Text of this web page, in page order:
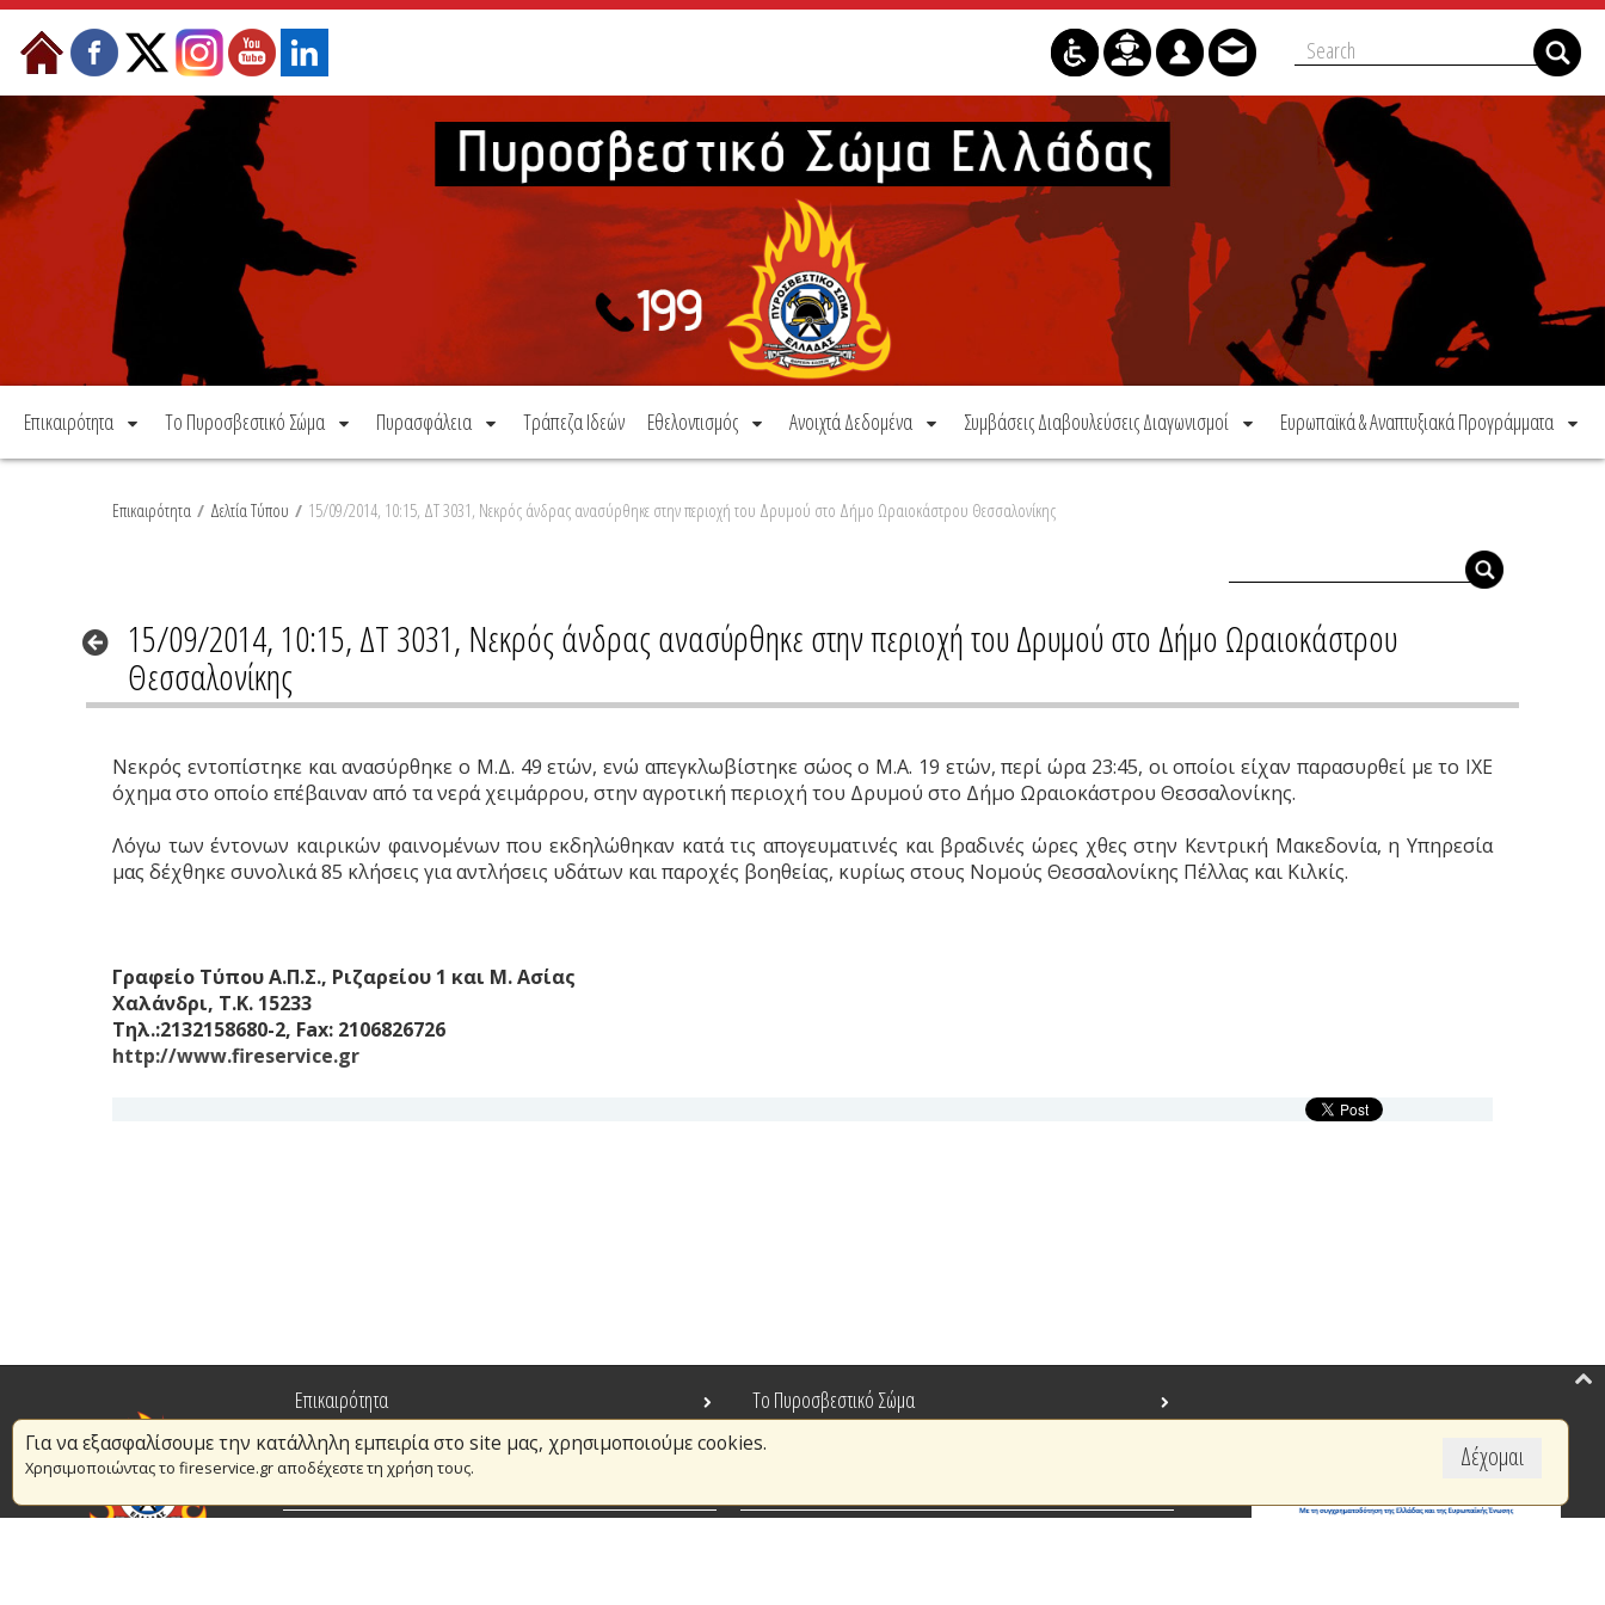
Μετάβαση στο περιεχόμενο
Επικαιρότητα Το Πυροσβεστικό Σώμα Πυρασφάλεια Τράπεζα Ιδεών Εθελοντισμός Ανοιχτά Δεδομένα Συμβάσεις Διαβουλεύσεις Διαγωνισμοί Ευρωπαϊκά & Αναπτυξιακά Προγράμματα
Επικαιρότητα / Δελτία Τύπου / 15/09/2014, 10:15, ΔΤ 3031, Νεκρός άνδρας ανασύρθηκε στην περιοχή του Δρυμού στο Δήμο Ωραιοκάστρου Θεσσαλονίκης
15/09/2014, 10:15, ΔΤ 3031, Νεκρός άνδρας ανασύρθηκε στην περιοχή του Δρυμού στο Δήμο Ωραιοκάστρου
Θεσσαλονίκης
Νεκρός εντοπίστηκε και ανασύρθηκε ο Μ.Δ. 49 ετών, ενώ απεγκλωβίστηκε σώος ο Μ.Α. 19 ετών, περί ώρα 23:45, οι οποίοι είχαν παρασυρθεί με το ΙΧΕ
όχημα στο οποίο επέβαιναν από τα νερά χειμάρρου, στην αγροτική περιοχή του Δρυμού στο Δήμο Ωραιοκάστρου Θεσσαλονίκης.
Λόγω των έντονων καιρικών φαινομένων που εκδηλώθηκαν κατά τις απογευματινές και βραδινές ώρες χθες στην Κεντρική Μακεδονία, η Υπηρεσία
μας δέχθηκε συνολικά 85 κλήσεις για αντλήσεις υδάτων και παροχές βοηθείας, κυρίως στους Νομούς Θεσσαλονίκης Πέλλας και Κιλκίς.
Γραφείο Τύπου Α.Π.Σ., Ριζαρείου 1 και Μ. Ασίας
Χαλάνδρι, Τ.Κ. 15233
Τηλ.:2132158680-2, Fax: 2106826726
http://www.fireservice.gr
Δέχομαι
Για να εξασφαλίσουμε την κατάλληλη εμπειρία στο site μας, χρησιμοποιούμε cookies.
Χρησιμοποιώντας το fireservice.gr αποδέχεστε τη χρήση τους.
Επικαιρότητα
Το Πυροσβεστικό Σώμα
Πυρασφάλεια
Τράπεζα Ιδεών